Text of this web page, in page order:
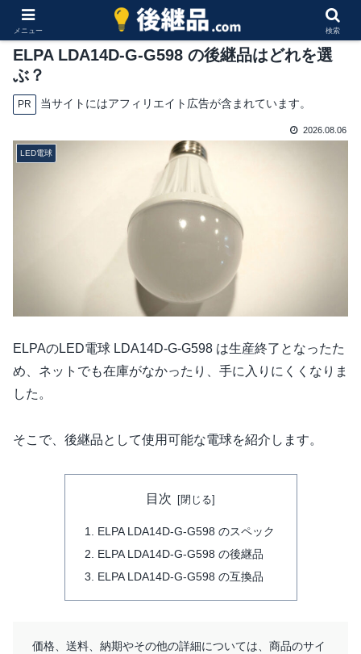
ELPA LDA14D-G-G598 の後継品はどれを選
ぶ？
PR 当サイトにはアフィリエイト広告が含まれています。
2026.08.06
LED電球
ELPAのLED電球 LDA14D-G-G598 は生産終了となったた
め、ネットでも在庫がなかったり、手に入りにくくなりま
した。
そこで、後継品として使用可能な電球を紹介します。
目次
ELPA LDA14D-G-G598 のスペック
ELPA LDA14D-G-G598 の後継品
ELPA LDA14D-G-G598 の互換品
価格、送料、納期やその他の詳細については、商品のサイ
メニュー 検索